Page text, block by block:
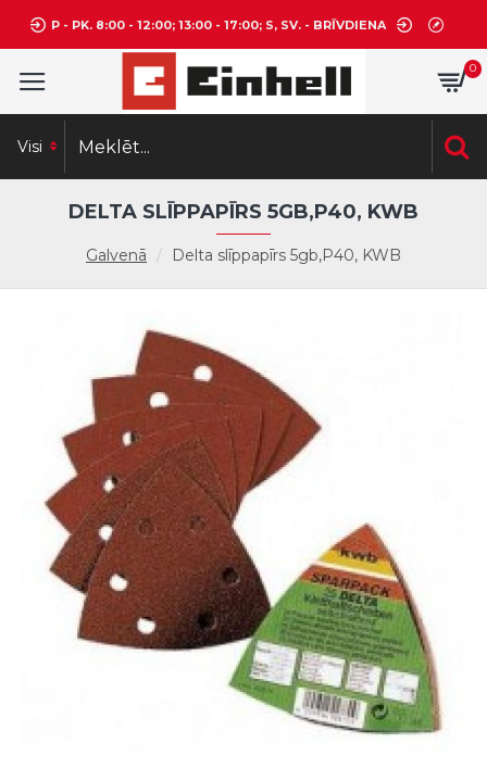
P - PK. 8:00 - 12:00; 13:00 - 17:00; S, SV. - BRĪVDIENA
0
Visi
Galvenā Delta slīppapīrs 5gb,P40, KWB
DELTA SLĪPPAPĪRS 5GB,P40, KWB